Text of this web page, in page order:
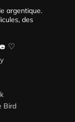
argentique.
des
♡
Bird